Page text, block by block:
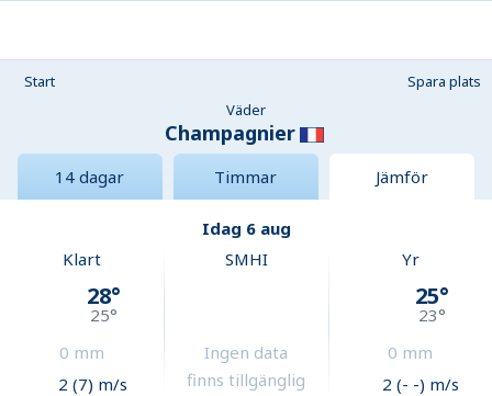
Start
Spara plats
Väder
Champagnier
14 dagar Timmar Jämför
Idag 6 aug
Klart
28°
25°
0 mm
2 (7) m/s
SMHI
Ingen data
finns tillgänglig
Yr
25°
23°
0 mm
2 (- -) m/s